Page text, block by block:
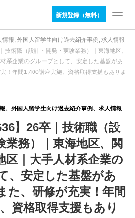
新規登録（無料）
T
g
g
n
i
a
t
i
o
情報, 外国人留学生向け過去紹介事例 , 求人情報
技術職（設計・開発・実験業務）｜東海地区、
系企業のグループとして、安定した基盤があ
！年間1,400講座実施、資格取得支援もありま
、 外国人留学生向け過去紹介事例 、 求人情報
】26卒｜技術職（設
業務）｜東海地区、関
区｜大手人材系企業の
、安定した基盤があ
た、研修が充実！年間
資格取得支援もあり